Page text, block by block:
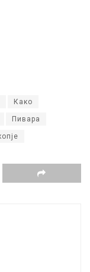
Како
Пивара